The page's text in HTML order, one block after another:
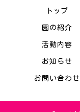
トップ
園の紹介
活動内容
お知らせ
お問い合わせ